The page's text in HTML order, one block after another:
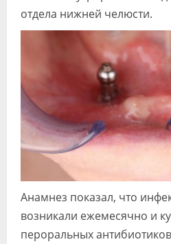
отдела нижней челюсти.
Анамнез показал, что
возникали ежемесячно и
пероральных